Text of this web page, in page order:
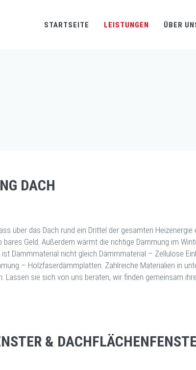
STARTSEITE LEISTUNGEN ÜBER
DACH
über das Dach rund ein Drittel der gesamten
bares Geld. Außerdem wärmt die richtige Dämmung im
ist Dämmmaterial nicht gleich Dämmmaterial – Zellulose
– Holzfaserdämmplatten. Zahlreiche Materialien in
Lassen sie sich von uns beraten, wir finden gemeinsam
&